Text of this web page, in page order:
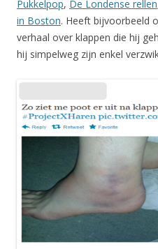
Pukkelpop, De Londense rellen
in Boston. Heeft bijvoorbeeld
verhaal over klappen die hij
hij simpelweg zijn enkel